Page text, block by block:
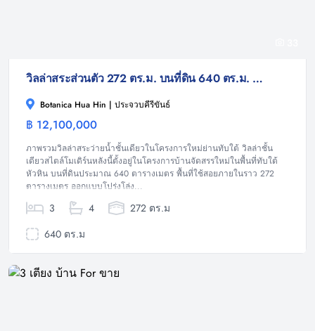
วิลล่าสระส่วนตัว 272 ตร.ม. บนที่ดิน 640 ตร.ม. ทำเลทับใต้ หัวหิน ใกล้ธรรมชาติ
Botanica Hua Hin | ประจวบคีรีขันธ์
฿ 12,100,000
ภาพรวมวิลล่าสระว่ายน้ำชั้นเดียวในโครงการใหม่ย่านทับใต้ วิลล่าชั้น
เดียวสไตล์โมเดิร์นหลังนี้ตั้งอยู่ในโครงการบ้านจัดสรรใหม่ในพื้นที่ทับใต้
หัวหิน บนที่ดินประมาณ 640 ตารางเมตร พื้นที่ใช้สอยภายในราว 272
ตารางเมตร ออกแบบโปร่งโล่ง...
3 4
272 ตร.ม
640 ตร.ม